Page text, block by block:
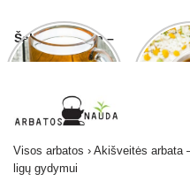
Šalavijo arbata –
ligoms gydyti ir
arbata
to
Visos arbatos › Akišveitės arbata
ligų gydymui